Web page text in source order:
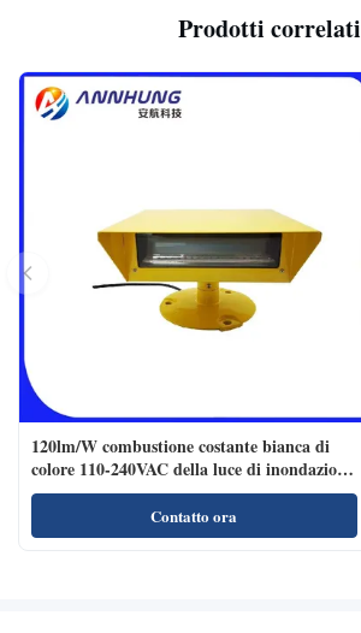
Prodotti correlati
120lm/W combustione costante bianca di
colore 110-240VAC della luce di inondazione
dell'eliporto LED
Contatto ora